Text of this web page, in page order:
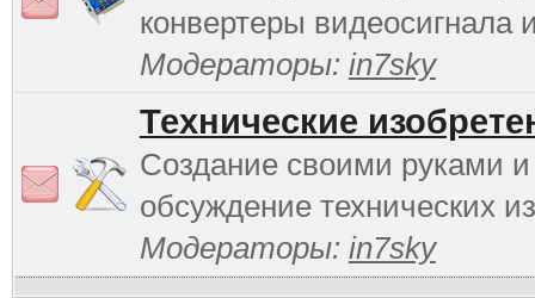
конвертеры видеосигнала
Модераторы: in7sky
Технические
Создание своими руками и
обсуждение технических
Модераторы: in7sky